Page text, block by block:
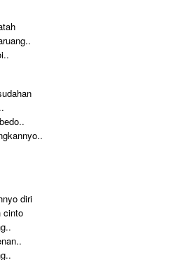
diri
cinto